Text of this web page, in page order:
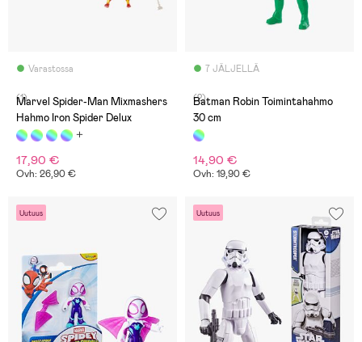
Varastossa
(1)
Marvel Spider-Man Mixmashers
Hahmo Iron Spider Delux
17,90 €
Ovh: 26,90 €
7 JÄLJELLÄ
(2)
Batman Robin Toimintahahmo
30 cm
14,90 €
Ovh: 19,90 €
Uutuus Uutuus